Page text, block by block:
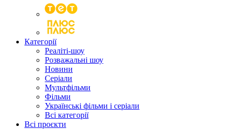
Категорії
Реаліті-шоу
Розважальні шоу
Новини
Серіали
Мультфільми
Фільми
Українські фільми і серіали
Всі категорії
Всі проєкти